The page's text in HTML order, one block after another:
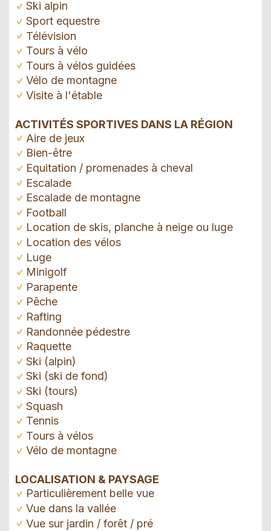
Ski alpin
Sport equestre
Télévision
Tours à vélo
Tours à vélos guidées
Vélo de montagne
Visite à l'étable
ACTIVITÉS SPORTIVES DANS LA RÉGION
Aire de jeux
Bien-être
Equitation / promenades à cheval
Escalade
Escalade de montagne
Football
Location de skis, planche à neige ou luge
Location des vélos
Luge
Minigolf
Parapente
Pêche
Rafting
Randonnée pédestre
Raquette
Ski (alpin)
Ski (ski de fond)
Ski (tours)
Squash
Tennis
Tours à vélos
Vélo de montagne
LOCALISATION & PAYSAGE
Particulièrement belle vue
Vue dans la vallée
Vue sur jardin / forêt / pré